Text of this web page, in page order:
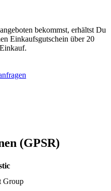
bekommst, erhältst Du
Einkaufsgutschein über 20
(GPSR)
Group